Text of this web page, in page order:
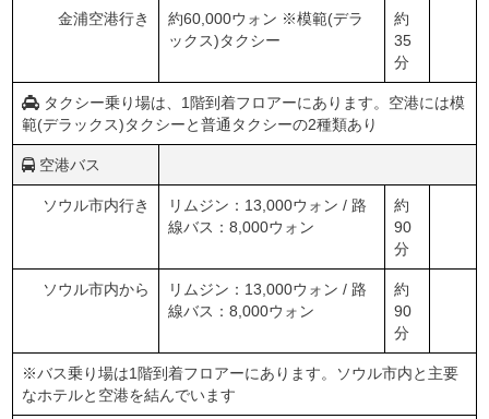
金浦空港行き
約60,000ウォン ※模範(デラ
ックス)タクシー
約
35
分
タクシー乗り場は、1階到着フロアーにあります。空港には模
範(デラックス)タクシーと普通タクシーの2種類あり
空港バス
ソウル市内行き
リムジン：13,000ウォン / 路
線バス：8,000ウォン
約
90
分
ソウル市内から
リムジン：13,000ウォン / 路
線バス：8,000ウォン
約
90
分
※バス乗り場は1階到着フロアーにあります。ソウル市内と主要
なホテルと空港を結んでいます